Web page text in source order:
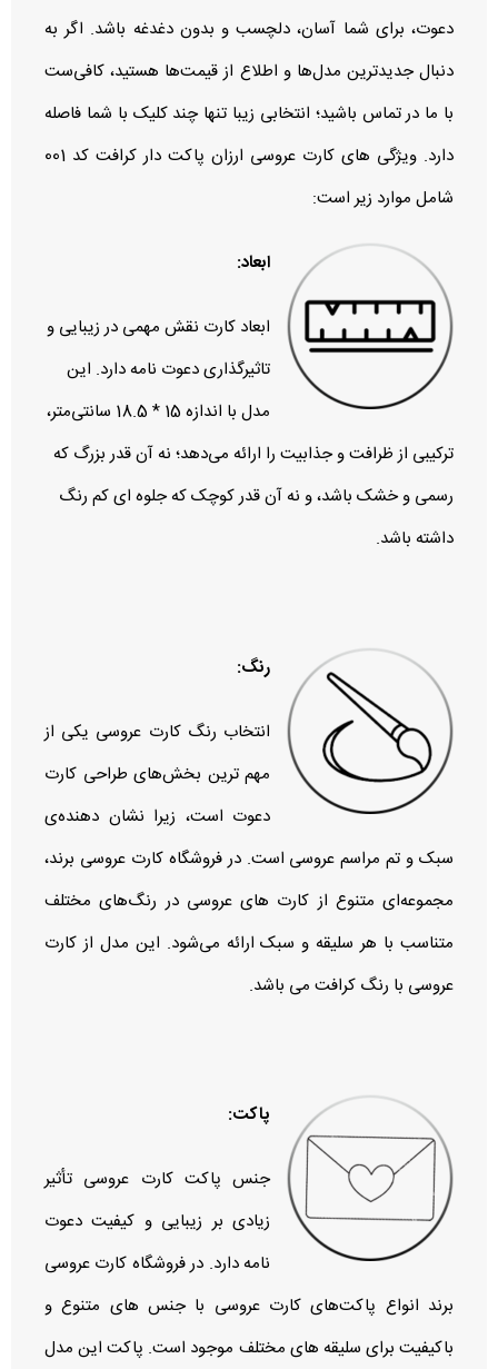
دعوت، برای شما آسان، دلچسب و بدون دغدغه باشد. اگر به
دنبال جدیدترین مدل‌ها و اطلاع از قیمت‌ها هستید، کافی‌ست
با ما در تماس باشید؛ انتخابی زیبا تنها چند کلیک با شما فاصله
دارد.
ویژگی های کارت عروسی ارزان پاکت دار کرافت کد 001
شامل موارد زیر است:
ابعاد:
ابعاد کارت نقش مهمی در زیبایی و
تاثیرگذاری دعوت‌ نامه دارد. این
مدل با اندازه 15 * 18.5 سانتی‌متر،
ترکیبی از ظرافت و جذابیت را ارائه می‌دهد؛ نه آن‌ قدر بزرگ که
رسمی و خشک باشد، و نه آن‌ قدر کوچک که جلوه‌ ای کم‌ رنگ
داشته باشد.
رنگ:
انتخاب رنگ کارت عروسی یکی از
مهم‌ ترین بخش‌های طراحی کارت
دعوت است، زیرا نشان‌ دهنده‌ی
سبک و تم مراسم عروسی است. در فروشگاه کارت عروسی برند،
مجموعه‌ای متنوع از کارت‌ های عروسی در رنگ‌های مختلف
متناسب با هر سلیقه و سبک ارائه می‌شود. این مدل از کارت
عروسی با رنگ کرافت می باشد.
پاکت:
جنس پاکت کارت عروسی تأثیر
زیادی بر زیبایی و کیفیت دعوت‌
نامه دارد. در فروشگاه کارت عروسی
برند انواع پاکت‌های کارت عروسی با جنس‌ های متنوع و
باکیفیت برای سلیقه‌ های مختلف موجود است. پاکت این مدل